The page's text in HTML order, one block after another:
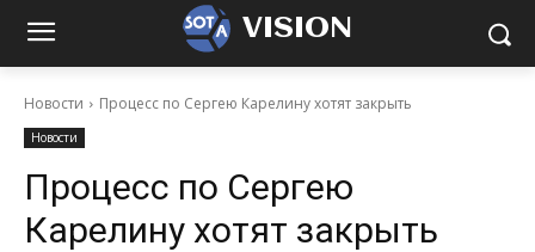
VISION
Новости Процесс по Сергею Карелину хотят закрыть
Новости
Процесс по Сергею
Карелину хотят закрыть